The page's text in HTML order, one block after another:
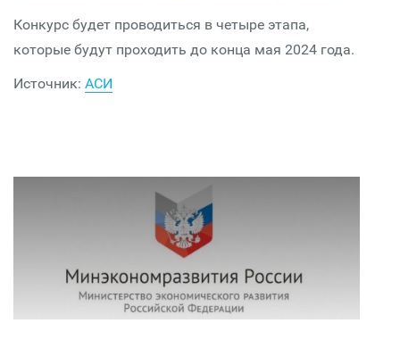
Конкурс будет проводиться в четыре этапа,
которые будут проходить до конца мая 2024 года.
Источник: АСИ